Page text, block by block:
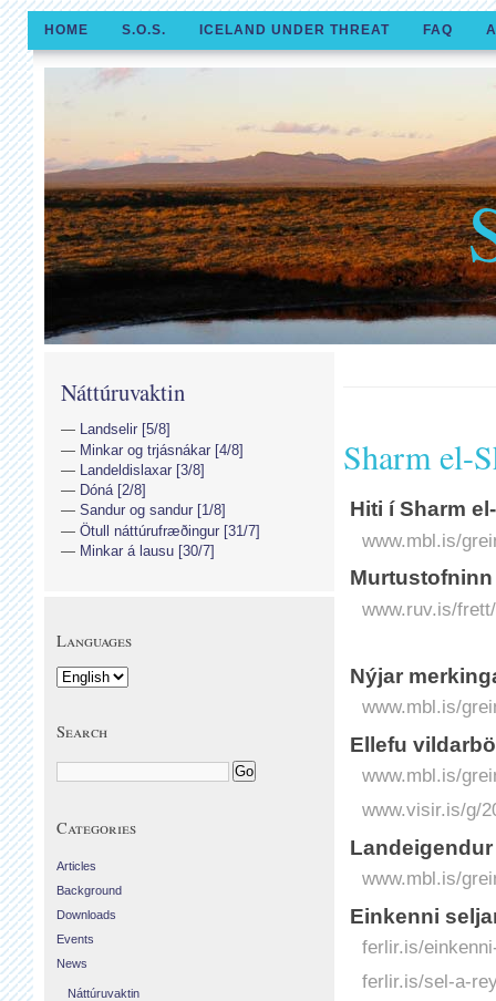
HOME S.O.S. ICELAND UNDER THREAT FAQ
Sharm el-
Hiti í Sharm
www.mbl.is/
www.ruv.is/
Nýjar
www.mbl.is/
Ellefu
www.mbl.is/
www.visir.is/g/
www.mbl.is/
Einkenni
ferlir.is/
ferlir.is/sel-a-
Náttúruvaktin
Landselir [5/8]
Minkar og trjásnákar [4/8]
Landeldislaxar [3/8]
Dóná [2/8]
Sandur og sandur [1/8]
Ötull náttúrufræðingur [31/7]
Minkar á lausu [30/7]
Languages
Search
Categories
Articles
Background
Downloads
Events
News
Náttúruvaktin